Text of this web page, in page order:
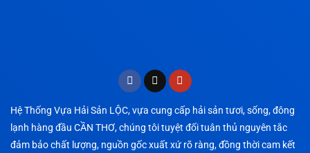
Hệ Thống Vựa Hải Sản LỘC, vựa cung cấp hải sản tươi, sống, đông
lạnh hàng đầu CẦN THƠ, chúng tôi tuyệt đối tuân thủ nguyên tắc
đảm bảo chất lượng, nguồn gốc xuất xứ rõ ràng, đồng thời cam kết